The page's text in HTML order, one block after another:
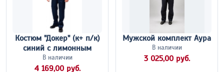
Костюм "Докер" (к+ п/к)
синий с лимонным
В наличии
4 169,00 руб.
Мужской комплект Аура
В наличии
3 025,00 руб.